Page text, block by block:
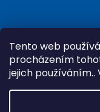
Tento web
procházením
jejich